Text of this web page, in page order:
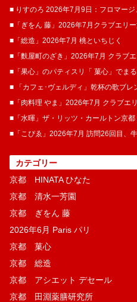
■ りすのろ 2026年7月9日：フロマージ
■「ぎをん 藤」2026年7月クラブエリ
■「総造」2026年7月 桃といちじく
■「麩屋町のざき」2026年7月 クラブ
■「果心」のパティスリ「 菓​心」でま
■ 「カフェ･ヴェルディ」乾杯の歌ブレ
■「肉料理 やま」2026年7月 クラブエ
■「水暉」ザ・リッツ・カールトン京
■「こぴゑ」2026年7月 訪問26回目、
カテゴリー
京都 HINATA ひなた
京都 清水一芳園
京都 ぎをん 藤
2026年6月 Paris パリ
京都 菓​心
京都 総造
京都 アシエット デセール
京都 田淵薬膳研究所